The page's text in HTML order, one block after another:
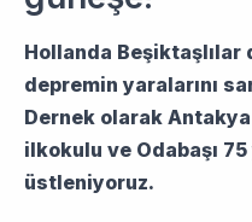
Hollanda
depremin yaralarını
Dernek olarak
ilkokulu ve Odabaşı
üstleniyoruz.